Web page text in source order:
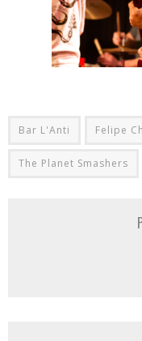
Bar L'Anti Felipe
The Planet Smashers